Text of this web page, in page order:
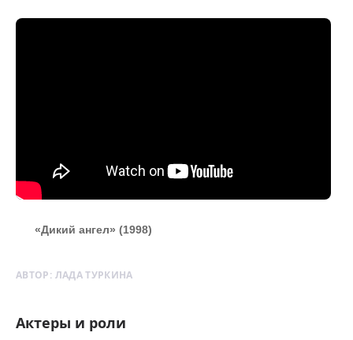
«Дикий ангел» (1998)
АВТОР: ЛАДА ТУРКИНА
Актеры и роли